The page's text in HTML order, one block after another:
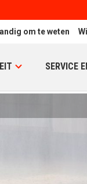
om te weten
SERVICE